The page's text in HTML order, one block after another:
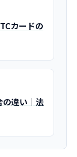
カードの
の違い｜法